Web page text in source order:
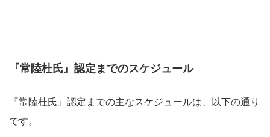
『常陸杜氏』認定までのスケジュール
『常陸杜氏』認定までの主なスケジュールは、以下の通り
です。